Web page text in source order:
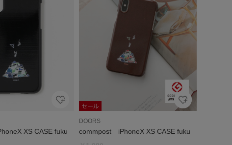
XS CASE fuku
DOORS
commpost iPhoneX XS CASE fuku